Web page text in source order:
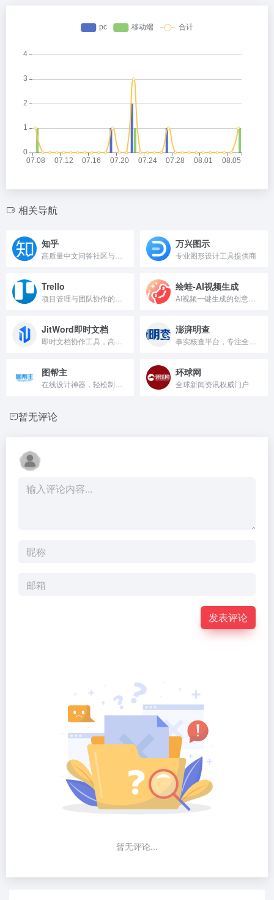
相关导航
知乎 万兴图示
专业图形设计工具提供商
Trello 绘蛙-AI视频生成
JitWord即时文档 澎湃明查
图帮主 环球网
全球新闻资讯权威门户
暂无评论
发表评论
暂无评论...